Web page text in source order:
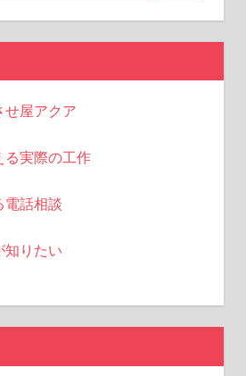
屋アクア
る実際の工作
電話相談
知りたい